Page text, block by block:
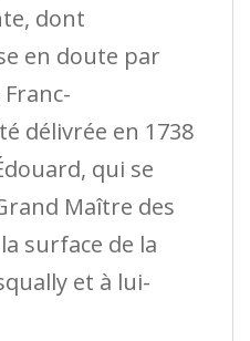
dont
en doute par
délivrée en 1738
qui se
Maître des
surface de la
et à lui-